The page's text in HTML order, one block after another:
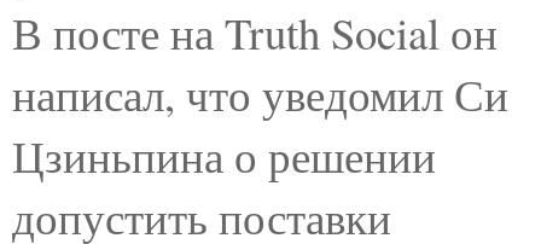
В посте на Truth Social он
написал, что уведомил Си
Цзиньпина о решении
допустить поставки